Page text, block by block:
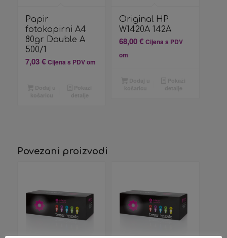
Papir
fotokopirni A4
80gr Double A
500/1
7,03€ Cijena s PDV om
Original HP
W1420A 142A
68,00€ Cijena s PDV
om
Povezani proizvodi